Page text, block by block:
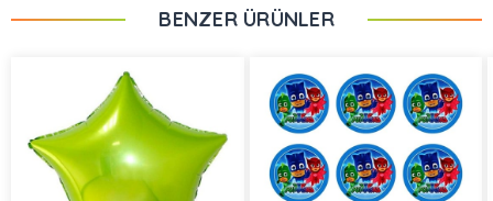
BENZER ÜRÜNLER